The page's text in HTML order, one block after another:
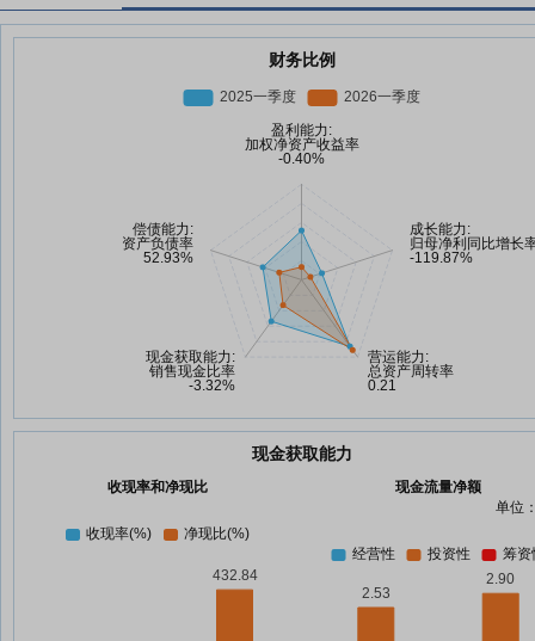
财务比例
现金获取能力
收现率和净现比
现金流量净额
单位